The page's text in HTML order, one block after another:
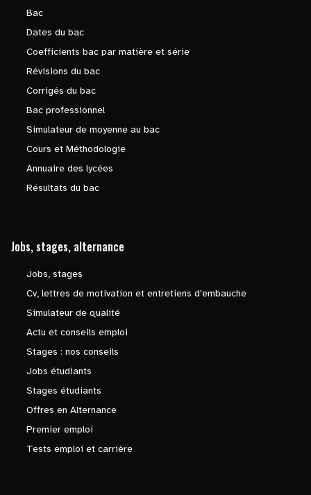
Bac
Dates du bac
Coefficients bac par matière et série
Révisions du bac
Corrigés du bac
Bac professionnel
Simulateur de moyenne au bac
Cours et Méthodologie
Annuaire des lycées
Résultats du bac
Jobs, stages, alternance
Jobs, stages
Cv, lettres de motivation et entretiens d'embauche
Simulateur de qualité
Actu et conseils emploi
Stages : nos conseils
Jobs étudiants
Stages étudiants
Offres en Alternance
Premier emploi
Tests emploi et carrière